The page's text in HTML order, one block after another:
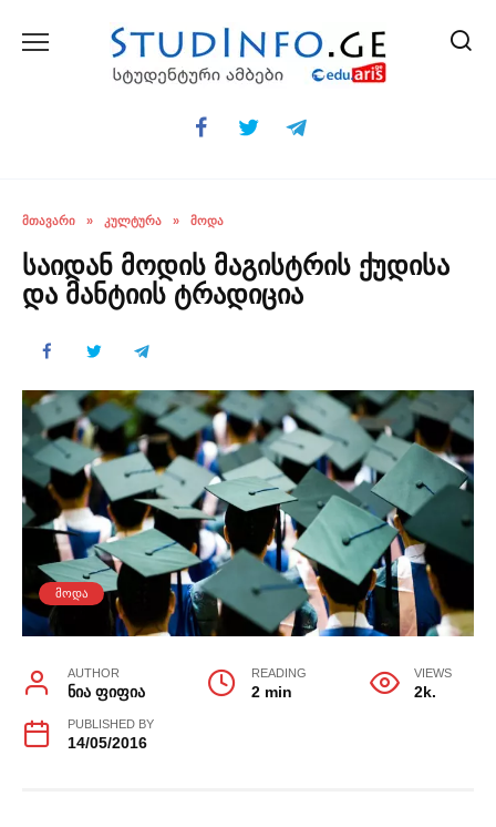
ᲛᲗᲐᲕᲐᲠᲘ » ᲙᲣᲚᲢᲣᲠᲐ » ᲛᲝᲓᲐ
საიდან მოდის მაგისტრის ქუდისა
და მანტიის ტრადიცია
ᲛᲝᲓᲐ
AUTHOR
ნია ფიფია
READING
2 min
VIEWS
2k.
PUBLISHED BY
14/05/2016